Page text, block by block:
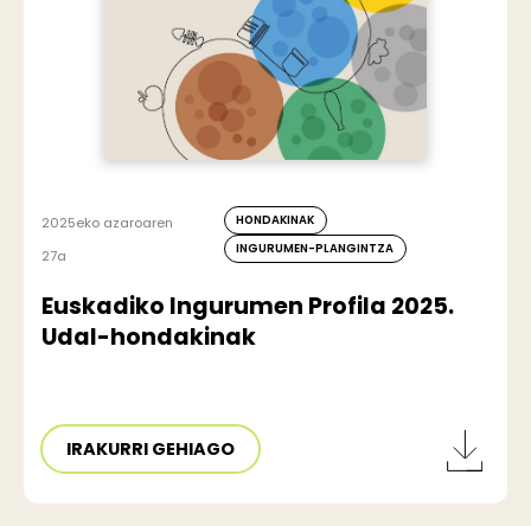
2025eko azaroaren
27a
HONDAKINAK
INGURUMEN-PLANGINTZA
Euskadiko Ingurumen Profila 2025.
Udal-hondakinak
IRAKURRI GEHIAGO